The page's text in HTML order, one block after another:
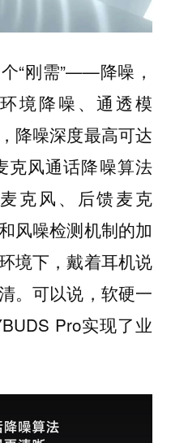
“刚需”——降噪，
境降噪、通透模
降噪深度最高可达
克风通话降噪算法
克风、后馈麦克
风噪检测机制的加
境下，戴着耳机说
。可以说，软硬一
Pro实现了业